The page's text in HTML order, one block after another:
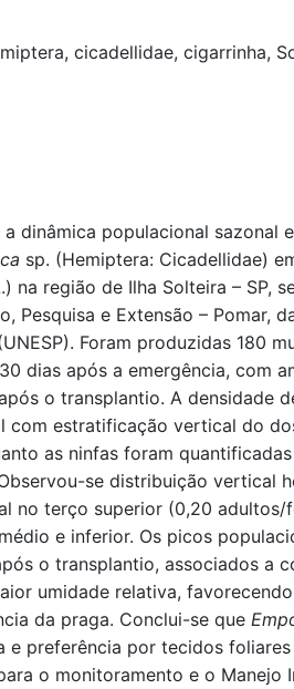
cicadellidae, cigarrinha,
dinâmica populacional sazonal
sp. (Hemiptera: Cicadellidae)
na região de Ilha Solteira – SP,
Pesquisa e Extensão – Pomar,
Foram produzidas 180
dias após a emergência, com
o transplantio. A densidade
com estratificação vertical do
as ninfas foram
se distribuição vertical
no terço superior (0,20 adultos/
e inferior. Os picos
o transplantio, associados a
umidade relativa,
da praga. Conclui-se que
e preferência por tecidos foliares
o monitoramento e o Manejo